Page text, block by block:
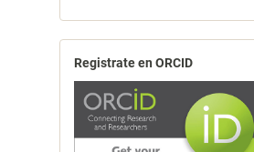
Registrate en ORCID